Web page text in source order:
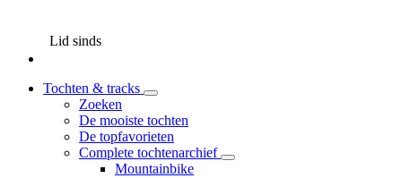
Lid sinds
Tochten & tracks
Zoeken
De mooiste tochten
De topfavorieten
Complete tochtenarchief
Mountainbike